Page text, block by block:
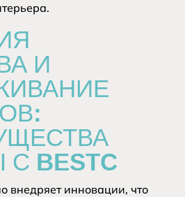
И
BESTC
внедряет инновации, что